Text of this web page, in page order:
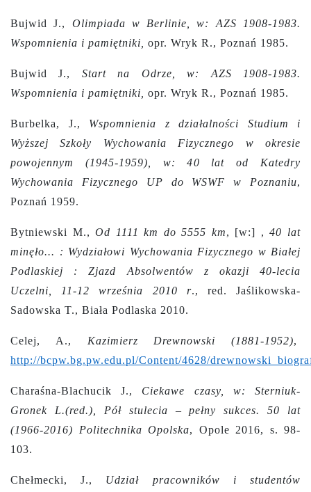
Bujwid J., Olimpiada w Berlinie, w: AZS 1908-1983.
Wspomnienia i pamiętniki,
opr. Wryk R., Poznań 1985.
Bujwid J., Start na Odrze, w: AZS 1908-1983.
Wspomnienia i pamiętniki,
opr. Wryk R., Poznań 1985.
Burbelka, J., Wspomnienia z działalności Studium i
Wyższej Szkoły Wychowania Fizycznego w okresie
powojennym (1945-1959), w: 40 lat od Katedry
Wychowania Fizycznego UP do WSWF w Poznaniu,
Poznań 1959.
Bytniewski M.,Od 1111 km do 5555 km, [w:] ,40 lat
minęło... : Wydziałowi Wychowania Fizycznego w Białej
Podlaskiej : Zjazd Absolwentów z okazji 40-lecia
Uczelni, 11-12 września 2010 r., red. Jaślikowska-
Sadowska T., Biała Podlaska 2010.
Celej, A., Kazimierz Drewnowski (1881-1952),
http://bcpw.bg.pw.edu.pl/Content/4628/
Charaśna-Blachucik J., Ciekawe czasy, w: Sterniuk-
Gronek L.(red.), Pół stulecia – pełny sukces. 50 lat
(1966-2016) Politechnika Opolska, Opole 2016, s. 98-
103.
Chełmecki, J., Udział pracowników i studentów